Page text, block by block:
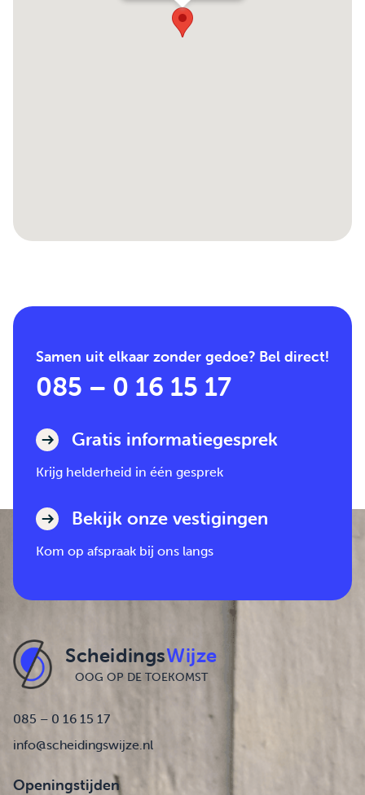
Samen uit elkaar zonder gedoe? Bel direct!
085 – 0 16 15 17
Gratis informatiegesprek
Krijg helderheid in één gesprek
Bekijk onze vestigingen
Kom op afspraak bij ons langs
ScheidingsWijze
OOG OP DE TOEKOMST
085 – 0 16 15 17
info@scheidingswijze.nl
Openingstijden